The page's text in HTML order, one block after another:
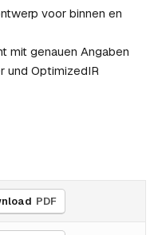
voor binnen en
mit genauen Angaben
und OptimizedIR
PDF